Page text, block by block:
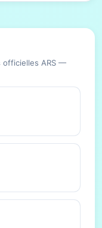
officielles ARS —